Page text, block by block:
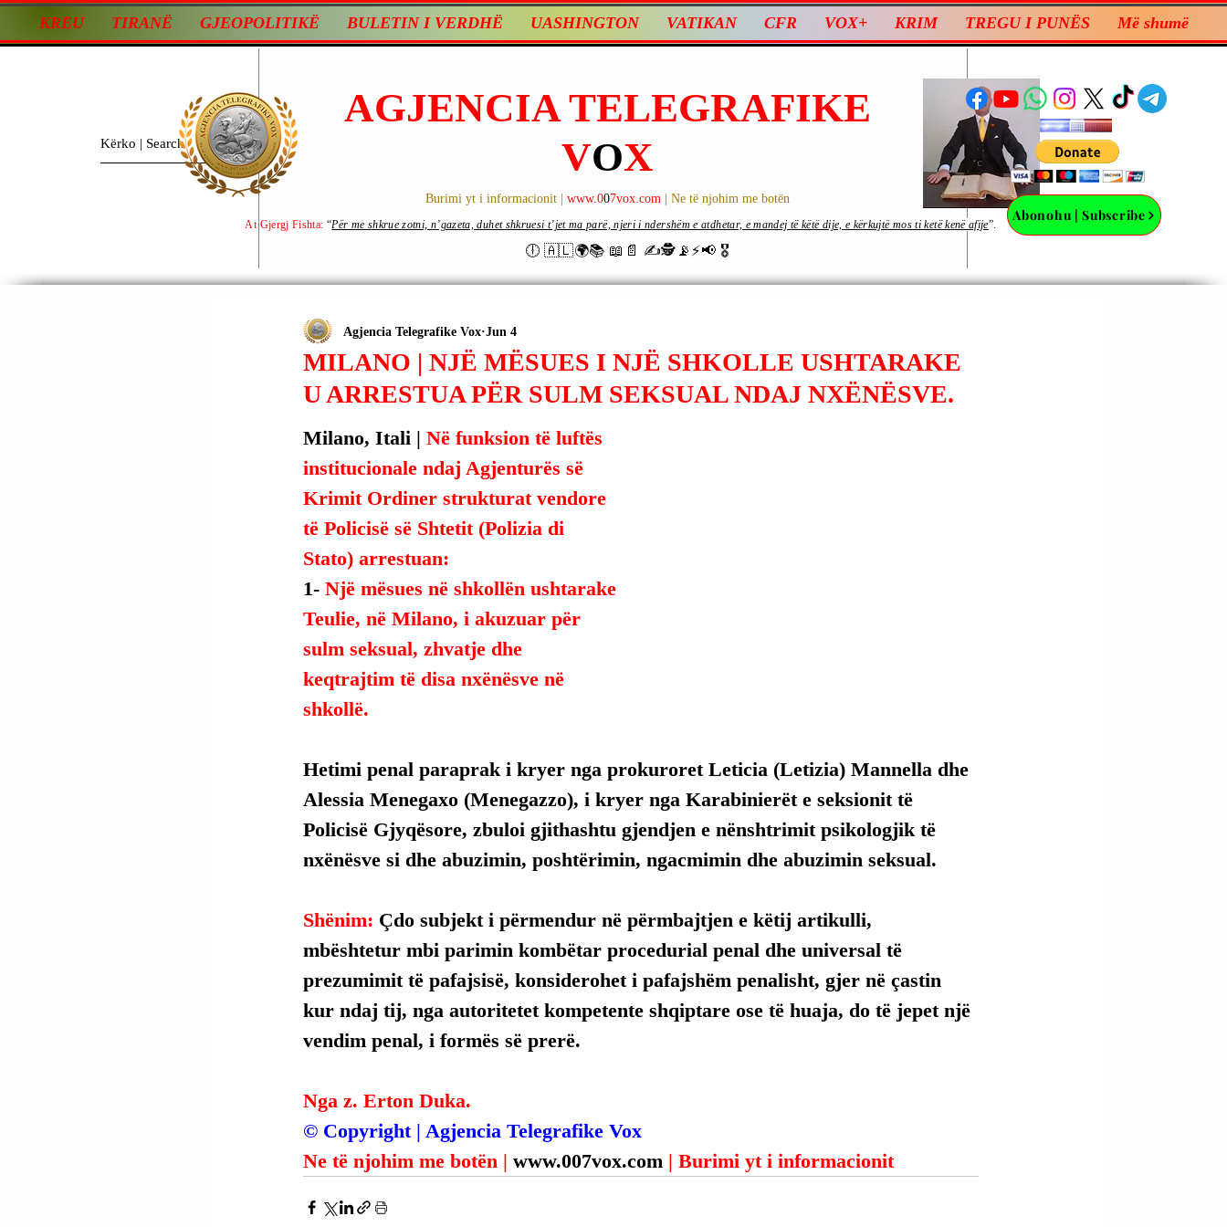
KREU TIRANË GJEOPOLITIKË BULETIN I VERDHË UASHINGTON VATIKAN CFR VOX+ KRIM TREGU I PUNËS Më shumë
AGJENCIA TELEGRAFIKE
VOX
Burimi yt i informacionit | www.007vox.com | Ne të njohim me botën
🕕 🇦🇱🌍📚 📖📄 ✍🕵️📡⚡️📢 🎖
Abonohu | Subscribe
At Gjergj Fishta: “Për me shkrue zotni, n’gazeta, duhet shkruesi t’jet ma parë, njeri i ndershëm e atdhetar, e mandej të këtë dije, e kërkujtë mos ti ketë kenë afije”.
MILANO | NJË MËSUES I NJË SHKOLLE USHTARAKE
U ARRESTUA PËR SULM SEKSUAL NDAJ NXËNËSVE.
Agjencia Telegrafike Vox Jun 4
Milano, Itali | Në funksion të luftës
institucionale ndaj Agjenturës së
Krimit Ordiner strukturat vendore
të Policisë së Shtetit (Polizia di
Stato) arrestuan:
1- Një mësues në shkollën ushtarake
Teulie, në Milano, i akuzuar për
sulm seksual, zhvatje dhe
keqtrajtim të disa nxënësve në
shkollë.
Hetimi penal paraprak i kryer nga prokuroret Leticia (Letizia) Mannella dhe
Alessia Menegaxo (Menegazzo), i kryer nga Karabinierët e seksionit të
Policisë Gjyqësore, zbuloi gjithashtu gjendjen e nënshtrimit psikologjik të
nxënësve si dhe abuzimin, poshtërimin, ngacmimin dhe abuzimin seksual.
Shënim: Çdo subjekt i përmendur në përmbajtjen e këtij artikulli,
mbështetur mbi parimin kombëtar procedurial penal dhe universal të
prezumimit të pafajsisë, konsiderohet i pafajshëm penalisht, gjer në çastin
kur ndaj tij, nga autoritetet kompetente shqiptare ose të huaja, do të jepet një
vendim penal, i formës së prerë.
Nga z. Erton Duka.
© Copyright | Agjencia Telegrafike Vox
Ne të njohim me botën | www.007vox.com | Burimi yt i informacionit